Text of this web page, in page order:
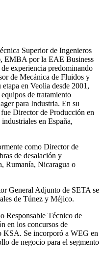
Superior de Ingenieros
EMBA por la EAE Business
experiencia predominando
de Mecánica de Fluidos y
en Veolia desde 2001,
de tratamiento
para Industria. En su
Director de Producción en
en España,
como Director de
de desalación y
Rumanía, Nicaragua o
General Adjunto de SETA se
de Túnez y Méjico.
Responsable Técnico de
en los concursos de
KSA. Se incorporó a WEG en
de negocio para el segmento